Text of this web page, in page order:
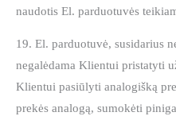
naudotis El. parduotuvės
19. El. parduotuvė, susidarius
negalėdama Klientui pristatyti
Klientui pasiūlyti analogišką
prekės analogą, sumokėti